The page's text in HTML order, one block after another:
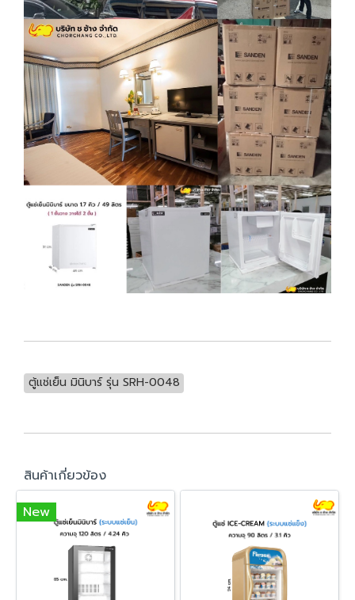
ตู้แช่เย็น มินิบาร์ รุ่น SRH-0048
สินค้าเกี่ยวข้อง
New